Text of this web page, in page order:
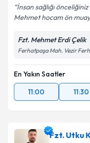
İnsan sağlığı
Mehmet hocam ön
Fzt. Mehmet Erdi Çelik
Ferhatpaşa Mah. Vezir
En Yakın Saatler
11:00
11:30
Fzt. Utku